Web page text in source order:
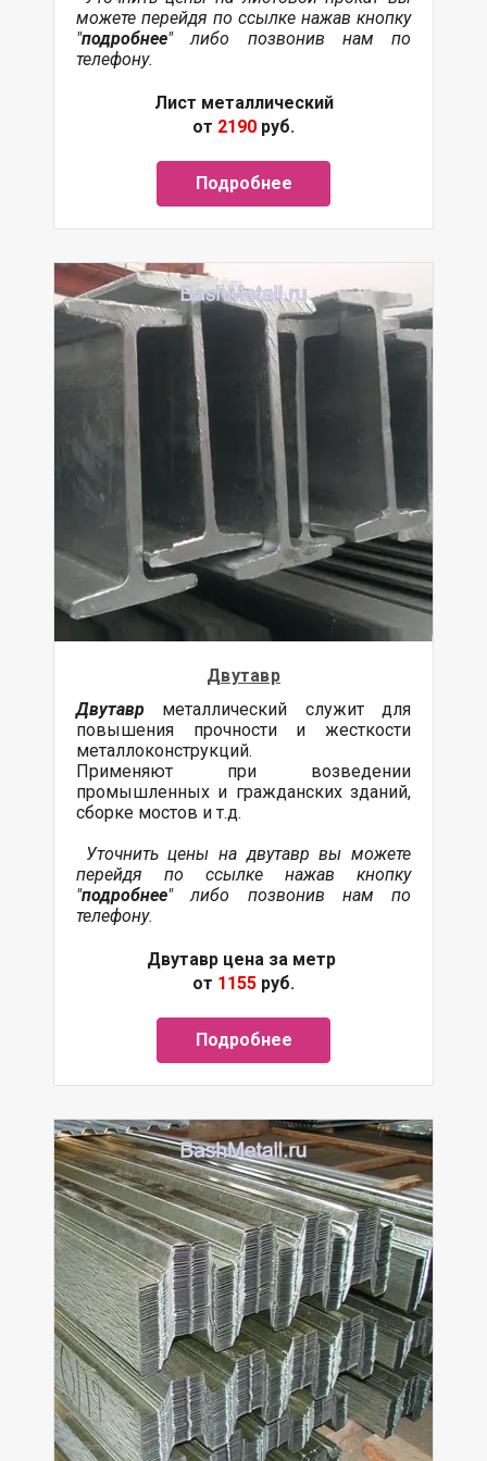
можете перейдя по ссылке нажав кнопку
"подробнее" либо позвонив нам по
телефону.
Лист металлический
от 2190 руб.
Подробнее
Двутавр
Двутавр металлический служит для
повышения прочности и жесткости
металлоконструкций.
Применяют при возведении
промышленных и гражданских зданий,
сборке мостов и т.д.
Уточнить цены на двутавр вы можете
перейдя по ссылке нажав кнопку
"подробнее" либо позвонив нам по
телефону.
Двутавр цена за метр
от 1155 руб.
Подробнее